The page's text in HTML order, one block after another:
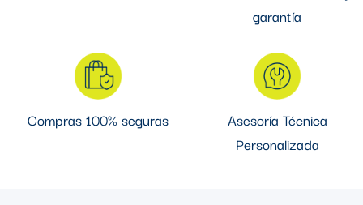
garantía
Compras 100% seguras
Asesoría Técnica
Personalizada